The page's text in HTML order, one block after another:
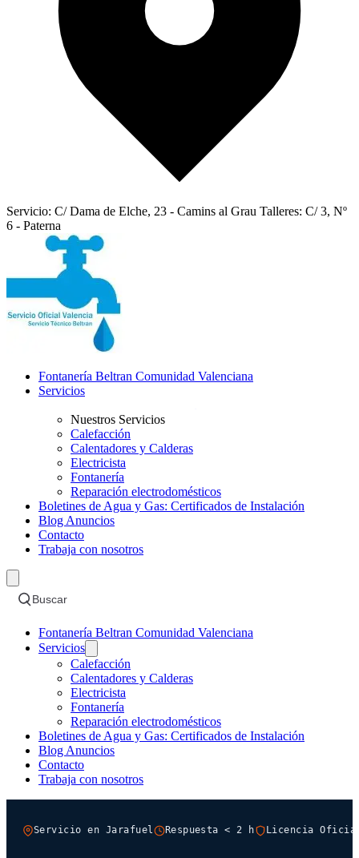
Servicio: C/ Dama de Elche, 23 - Camins al Grau Talleres: C/ 3, Nº
6 - Paterna
Fontanería Beltran Comunidad Valenciana
Servicios
Nuestros Servicios
Calefacción
Calentadores y Calderas
Electricista
Fontanería
Reparación electrodomésticos
Boletines de Agua y Gas: Certificados de Instalación
Blog Anuncios
Contacto
Trabaja con nosotros
Buscar
Fontanería Beltran Comunidad Valenciana
Servicios
Calefacción
Calentadores y Calderas
Electricista
Fontanería
Reparación electrodomésticos
Boletines de Agua y Gas: Certificados de Instalación
Blog Anuncios
Contacto
Trabaja con nosotros
Servicio en Jarafuel Respuesta < 2 h Licencia